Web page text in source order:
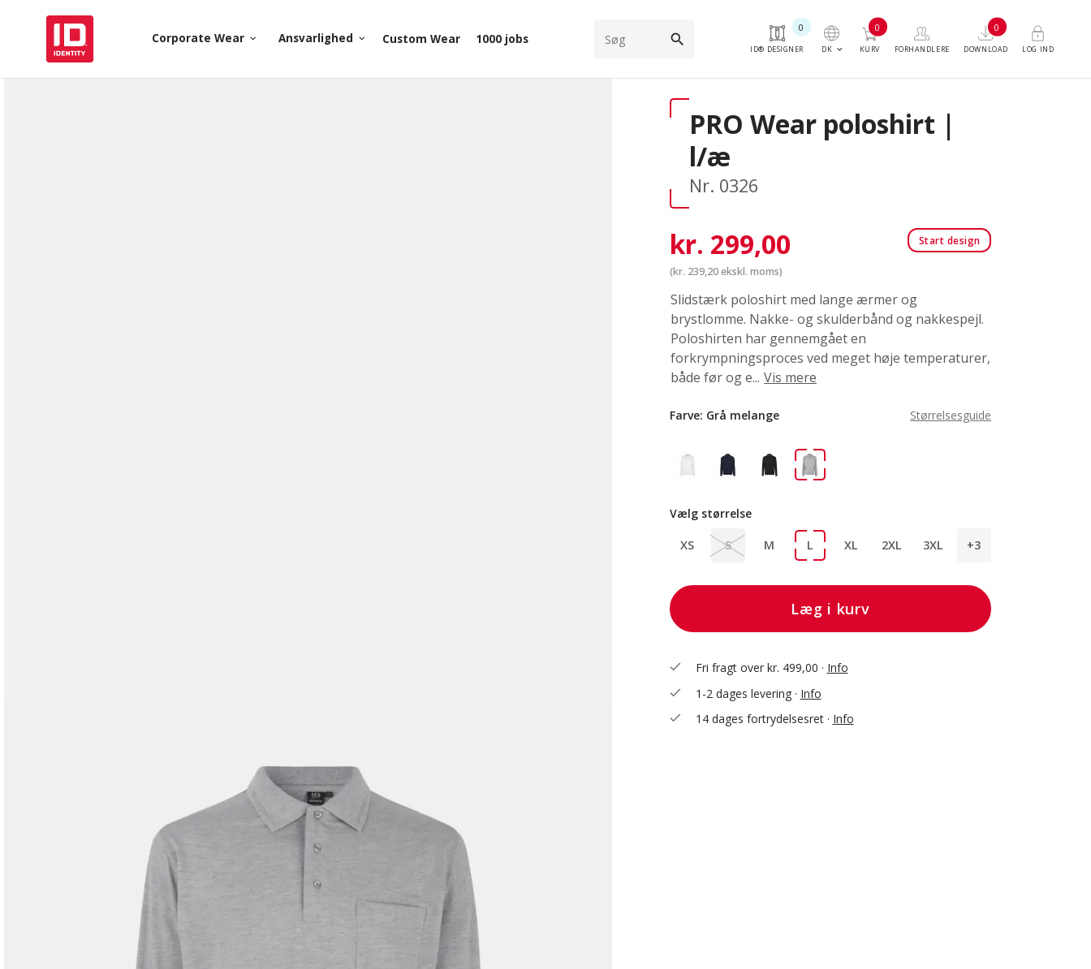
Corporate Wear keyboard_arrow_down Ansvarlighed keyboard_arrow_down Custom Wear 1000 jobs
ID® DESIGNER
0
DK keyboard_arrow_down KURV
0
FORHANDLERE DOWNLOAD
0
LOG IND
search
PRO Wear poloshirt |
l/æ
Nr. 0326
kr. 299,00
(kr. 239,20ekskl. moms)
Start design
Slidstærk poloshirt med lange ærmer og
brystlomme. Nakke- og skulderbånd og nakkespejl.
Poloshirten har gennemgået en
forkrympningsproces ved meget høje temperaturer,
både før og e... Vis mere
Farve: Grå melange Størrelsesguide
Vælg størrelse
XS S M L XL 2XL 3XL +3
Læg i kurv
check Fri fragt over kr. 499,00 · Info
check 1-2 dages levering · Info
check 14 dages fortrydelsesret · Info